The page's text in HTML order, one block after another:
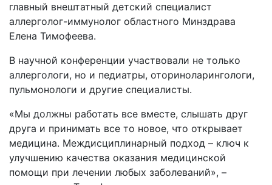
главный внештатный детский специалист
аллерголог-иммунолог областного Минздрава
Елена Тимофеева.
В научной конференции участвовали не только
аллергологи, но и педиатры, оториноларингологи,
пульмонологи и другие специалисты.
«Мы должны работать все вместе, слышать друг
друга и принимать все то новое, что открывает
медицина. Междисциплинарный подход – ключ к
улучшению качества оказания медицинской
помощи при лечении любых заболеваний», –